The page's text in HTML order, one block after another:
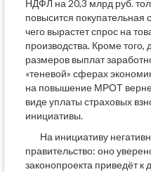
НДФЛ на 20,3 млрд руб.
повысится покупательная
чего вырастет спрос на
производства. Кроме
размеров выплат
«теневой» сферах
на повышение МРОТ
виде уплаты страховых
инициативы.
На инициативу
правительство: оно
законопроекта приведёт